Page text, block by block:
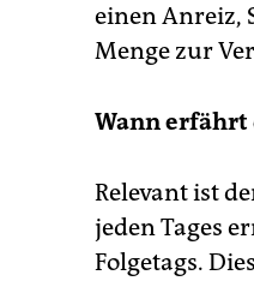
einen Anreiz,
Menge zur
Wann erfährt
Relevant ist
jeden Tages
Folgetags.